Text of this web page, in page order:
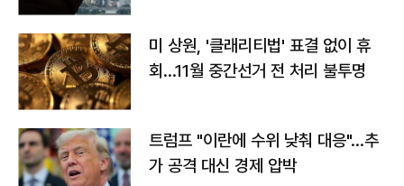
미 상원, '클래리티법' 표결 없이 휴
회…11월 중간선거 전 처리 불투명
트럼프 "이란에 수위 낮춰 대응"…추
가 공격 대신 경제 압박